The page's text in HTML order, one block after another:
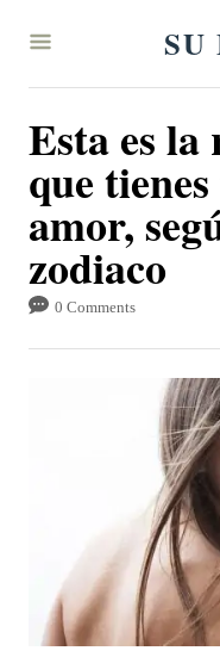
SU
Esta es
que
amor,
zodiaco
0 Comments